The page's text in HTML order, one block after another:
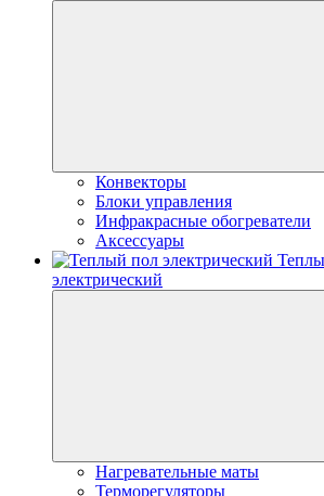
Конвекторы
Блоки управления
Инфракрасные обогреватели
Аксессуары
электрический
Нагревательные маты
Терморегуляторы